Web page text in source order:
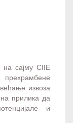
на сајму CIIE
извоза
прилика да
и